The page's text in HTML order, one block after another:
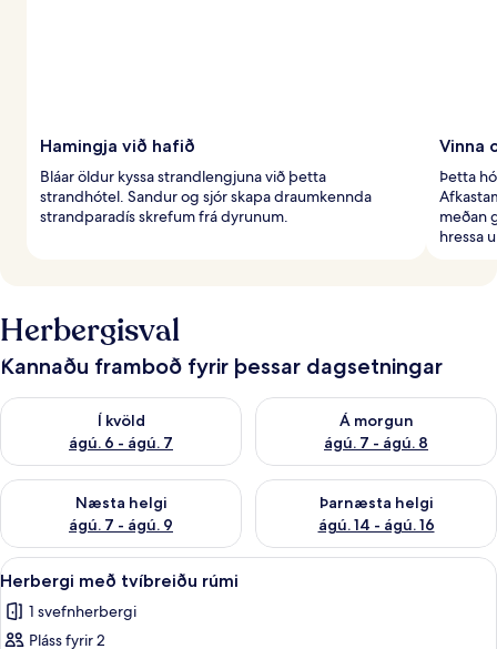
Hamingja við hafið
Bláar öldur kyssa strandlengjuna við þetta
strandhótel. Sandur og sjór skapa draumkennda
strandparadís skrefum frá dyrunum.
Vinna
Þetta
meðan
hressa
Herbergisval
Kannaðu framboð fyrir þessar dagsetningar
Í kvöld
ágú. 6 - ágú. 7
Athuga framboð í kvöld ágú. 6 - ágú. 7
Á morgun
ágú. 7 - ágú. 8
Athuga framboð á morgun
Næsta helgi
ágú. 7 - ágú. 9
Athuga framboð næstu helgi ágú. 7 - ágú. 9
Þarnæsta helgi
ágú. 14 - ágú. 16
Athuga framboð þarnæstu
Skoða
allar
myndir
Öryggishólf í herbergi, skrifborð,
4
Herbergi með tvíbreiðu rúmi
1 svefnherbergi
Pláss fyrir 2